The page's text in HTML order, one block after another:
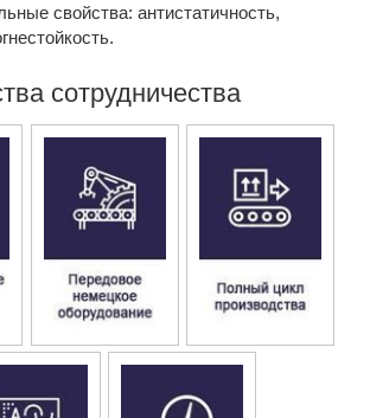
свойства: антистатичность,
сотрудничества